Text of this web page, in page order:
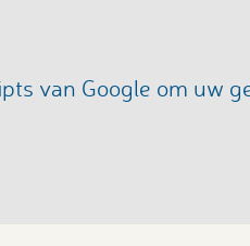
van Google om uw